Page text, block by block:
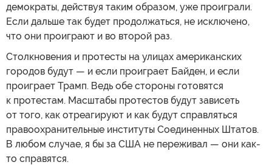
демократы, действуя таким образом, уже проиграли.
Если дальше так будет продолжаться, не исключено,
что они проиграют и во второй раз.
Столкновения и протесты на улицах американских
городов будут — и если проиграет Байден, и если
проиграет Трамп. Ведь обе стороны готовятся
к протестам. Масштабы протестов будут зависеть
от того, как отреагируют и как будут справляться
правоохранительные институты Соединенных Штатов.
В любом случае, я бы за США не переживал — они как-
то справятся.